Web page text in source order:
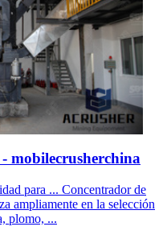
mobilecrusherchina
para ... Concentrador de
ampliamente en la selección
plomo, ...